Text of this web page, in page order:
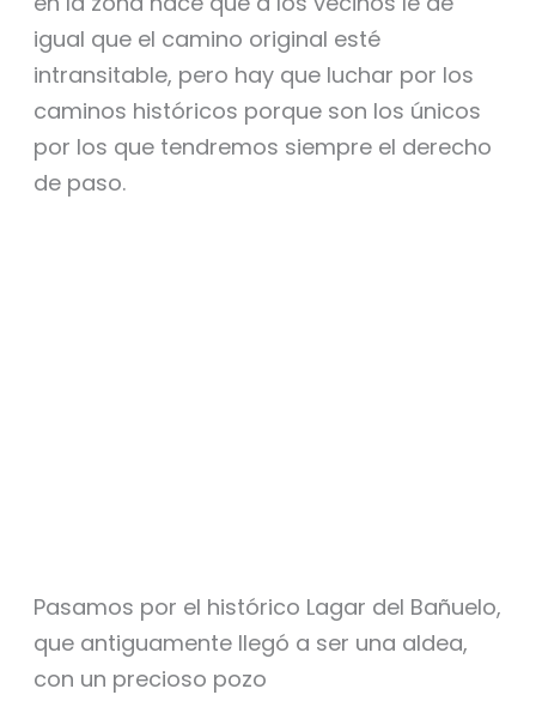
igual que el camino original esté
intransitable, pero hay que luchar por los
caminos históricos porque son los únicos
por los que tendremos siempre el derecho
de paso.
Pasamos por el histórico Lagar del Bañuelo,
que antiguamente llegó a ser una aldea,
con un precioso pozo